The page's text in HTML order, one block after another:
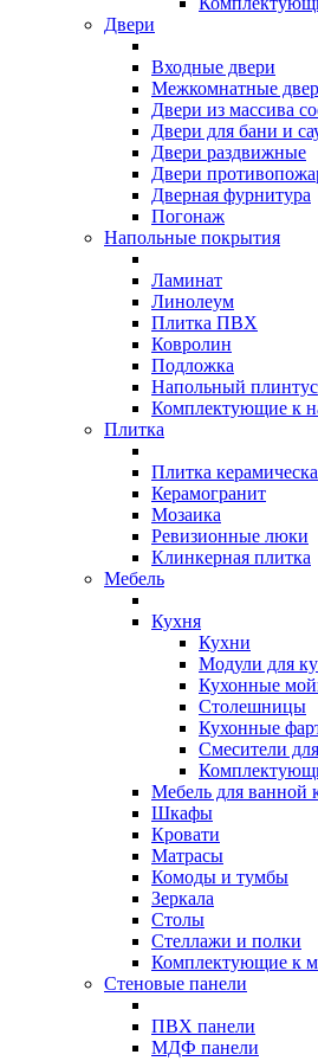
Двери
Входные двери
Межкомнатные
Двери из массива
Двери для бани и
Двери раздвижные
Двери
Дверная фурнитура
Погонаж
Напольные покрытия
Ламинат
Линолеум
Плитка ПВХ
Ковролин
Подложка
Напольный плинтус
Комплектующие к
Плитка
Плитка
Керамогранит
Мозаика
Ревизионные люки
Клинкерная плитка
Мебель
Кухня
Кухни
Модули для
Кухонные
Столешницы
Кухонные
Смесители
Мебель для ванной
Шкафы
Кровати
Матрасы
Комоды и тумбы
Зеркала
Столы
Стеллажи и полки
Комплектующие к
Стеновые панели
ПВХ панели
МДФ панели